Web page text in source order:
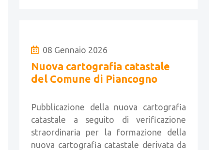
08 Gennaio 2026
Nuova cartografia catastale
del Comune di Piancogno
Pubblicazione della nuova cartografia
catastale a seguito di verificazione
straordinaria per la formazione della
nuova cartografia catastale derivata da